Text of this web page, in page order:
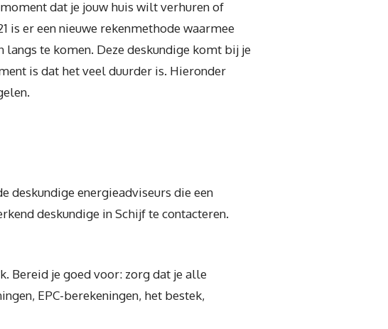
dat je jouw huis wilt verhuren of
is er een nieuwe rekenmethode waarmee
langs te komen. Deze deskundige komt bij je
is dat het veel duurder is. Hieronder
deskundige energieadviseurs die een
deskundige in Schijf te contacteren.
Bereid je goed voor: zorg dat je alle
EPC-berekeningen, het bestek,